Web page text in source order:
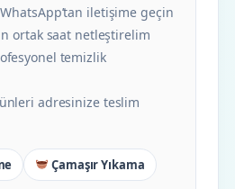
iletişime geçin
ortak saat netleştirelim
temizlik
adresinize teslim
Çamaşır Yıkama